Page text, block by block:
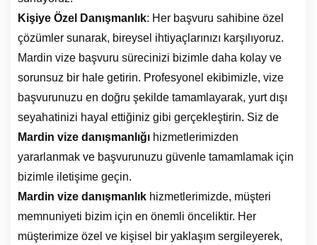
Kişiye Özel Danışmanlık: Her başvuru sahibine özel
çözümler sunarak, bireysel ihtiyaçlarınızı karşılıyoruz.
Mardin vize başvuru sürecinizi bizimle daha kolay ve
sorunsuz bir hale getirin. Profesyonel ekibimizle, vize
başvurunuzu en doğru şekilde tamamlayarak, yurt dışı
seyahatinizi hayal ettiğiniz gibi gerçekleştirin. Siz de
Mardin vize danışmanlığı hizmetlerimizden
yararlanmak ve başvurunuzu güvenle tamamlamak için
bizimle iletişime geçin.
Mardin vize danışmanlık hizmetlerimizde, müşteri
memnuniyeti bizim için en önemli önceliktir. Her
müşterimize özel ve kişisel bir yaklaşım sergileyerek,